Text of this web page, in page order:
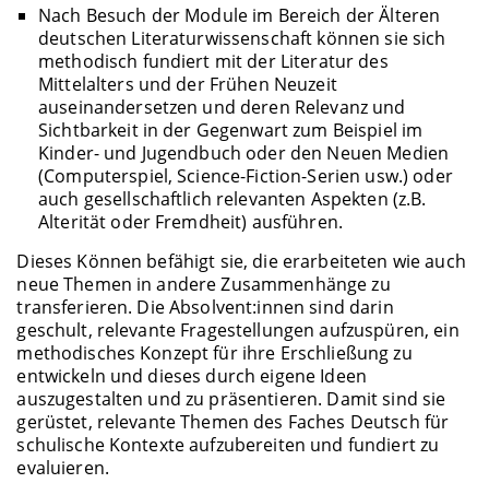
Nach Besuch der Module im Bereich der Älteren
deutschen Literaturwissenschaft können sie sich
methodisch fundiert mit der Literatur des
Mittelalters und der Frühen Neuzeit
auseinandersetzen und deren Relevanz und
Sichtbarkeit in der Gegenwart zum Beispiel im
Kinder- und Jugendbuch oder den Neuen Medien
(Computerspiel, Science-Fiction-Serien usw.) oder
auch gesellschaftlich relevanten Aspekten (z.B.
Alterität oder Fremdheit) ausführen.
Dieses Können befähigt sie, die erarbeiteten wie auch
neue Themen in andere Zusammenhänge zu
transferieren. Die Absolvent:innen sind darin
geschult, relevante Fragestellungen aufzuspüren, ein
methodisches Konzept für ihre Erschließung zu
entwickeln und dieses durch eigene Ideen
auszugestalten und zu präsentieren. Damit sind sie
gerüstet, relevante Themen des Faches Deutsch für
schulische Kontexte aufzubereiten und fundiert zu
evaluieren.